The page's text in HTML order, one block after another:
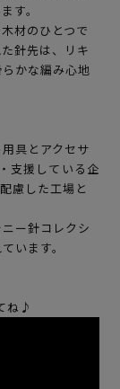
す。
材のひとつで
針先は、リキ
かな編み心地
具とアクセサ
支援している企
慮した工場と
ー針コレクシ
います。
ね♪